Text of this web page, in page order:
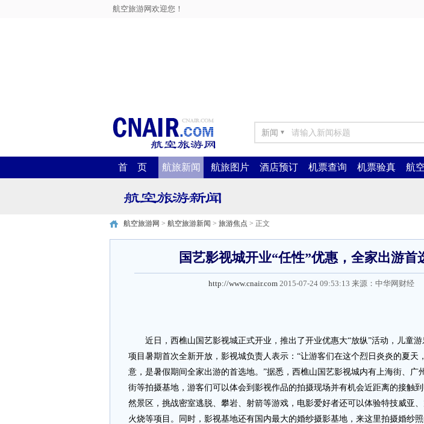
航空旅游网欢迎您！
新闻 ▼
首 页 航旅新闻 航旅图片 酒店预订 机票查询 机票验真 航
航空旅游网 > 航空旅游新闻 > 旅游焦点 > 正文
国艺影视城开业“任性”优惠，全家出游首
http://www.cnair.com 2015-07-24 09:53:13 来源： 中华网财经
近日，西樵山国艺影视城正式开业，推出了开业优惠大“放纵”活动，儿童游
项目暑期首次全新开放，影视城负责人表示：“让游客们在这个烈日炎炎的夏天
意，是暑假期间全家出游的首选地。”据悉，西樵山国艺影视城内有上海街、广
街等拍摄基地，游客们可以体会到影视作品的拍摄现场并有机会近距离的接触
然景区，挑战密室逃脱、攀岩、射箭等游戏，电影爱好者还可以体验特技威亚、
火烧等项目。同时，影视基地还有国内最大的婚纱摄影基地，来这里拍摄婚纱